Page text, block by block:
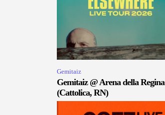
Gemitaiz
Gemitaiz @ Arena della Regina
(Cattolica, RN)